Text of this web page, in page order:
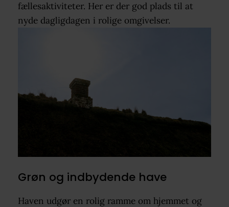
fællesaktiviteter. Her er der god plads til at
nyde dagligdagen i rolige omgivelser.
Grøn og indbydende have
Haven udgør en rolig ramme om hjemmet og